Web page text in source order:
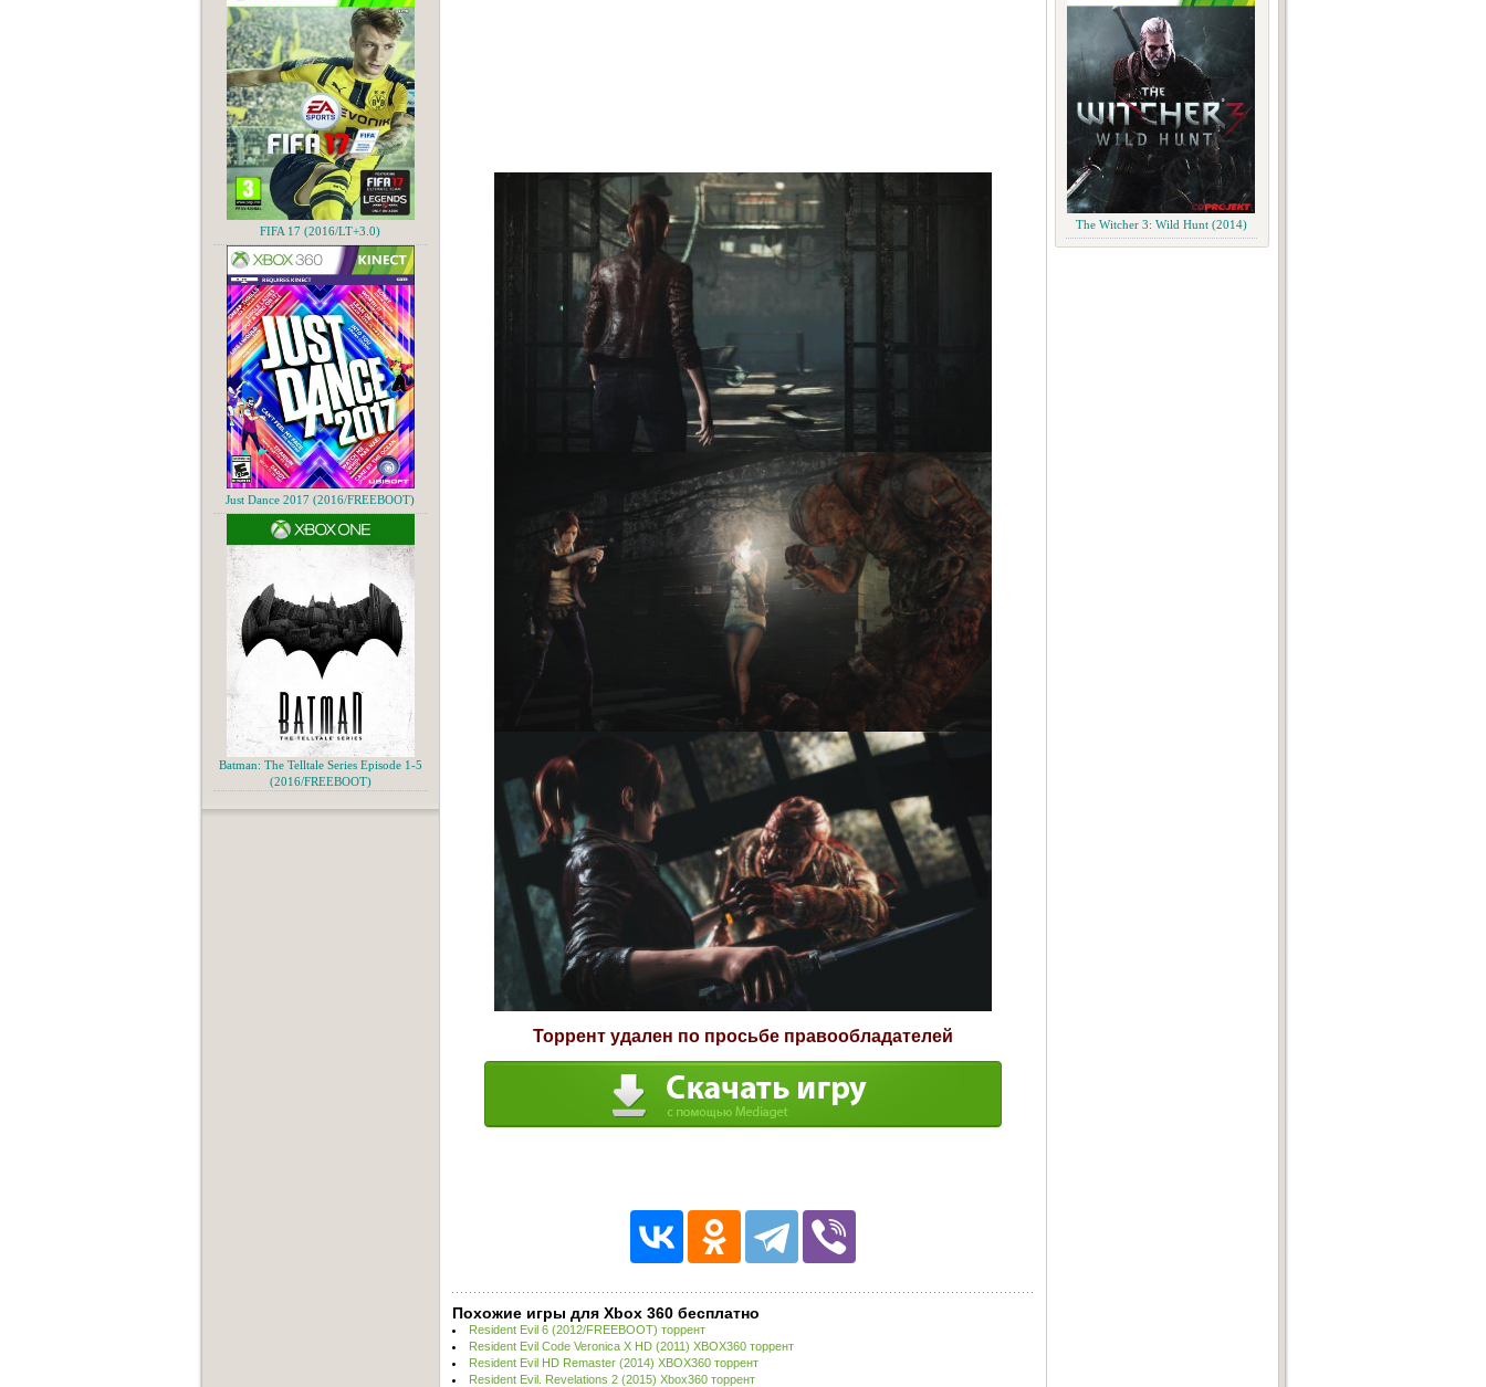
The Witcher 3: Wild Hunt (2014)
Торрент удален по просьбе правообладателей
Похожие игры для Xbox 360 бесплатно
Resident Evil 6 (2012/FREEBOOT) торрент
Resident Evil Code Veronica X HD (2011) XBOX360 торрент
Resident Evil HD Remaster (2014) XBOX360 торрент
Resident Evil. Revelations 2 (2015) Xbox360 торрент
FIFA 17 (2016/LT+3.0)
Just Dance 2017 (2016/FREEBOOT)
Batman: The Telltale Series Episode 1-5
(2016/FREEBOOT)